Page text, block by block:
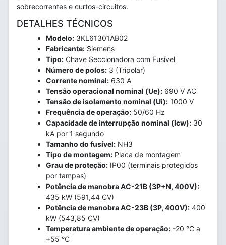
sobrecorrentes e curtos-circuitos.
DETALHES TÉCNICOS
Modelo: 3KL61301AB02
Fabricante: Siemens
Tipo: Chave Seccionadora com Fusível
Número de polos: 3 (Tripolar)
Corrente nominal: 630 A
Tensão operacional nominal (Ue): 690 V AC
Tensão de isolamento nominal (Ui): 1000 V
Frequência de operação: 50/60 Hz
Capacidade de interrupção nominal (Icw): 30
kA por 1 segundo
Tamanho do fusível: NH3
Tipo de montagem: Placa de montagem
Grau de proteção: IP00 (terminais protegidos
por tampas)
Potência de manobra AC-21B (3P+N, 400V):
435 kW (591,44 CV)
Potência de manobra AC-23B (3P, 400V): 400
kW (543,85 CV)
Temperatura ambiente de operação: -20 °C a
+55 °C